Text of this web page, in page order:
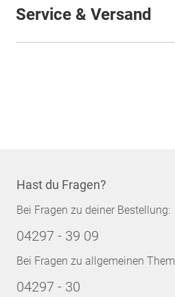
Service & Versand
Hast du Fragen?
Bei Fragen zu deiner Bestellung:
04297 - 39 09
Bei Fragen zu allgemeinen
04297 - 30